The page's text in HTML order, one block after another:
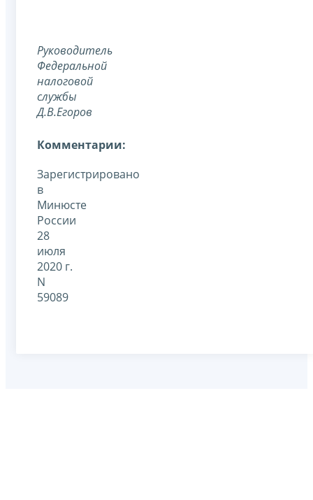
Руководитель
Федеральной
налоговой
службы
Д.В.Егоров
Комментарии:
Зарегистрировано
в
Минюсте
России
28
июля
2020 г.
N
59089